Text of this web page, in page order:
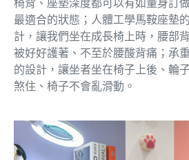
椅背、座墊深度都可以有如量身訂
最適合的狀態；人體工學馬鞍座墊
計，讓我們坐在成長椅上時，腰部
被好好護著、不至於腰酸背痛；承
的設計，讓坐者坐在椅子上後、輪
煞住、椅子不會亂滑動。